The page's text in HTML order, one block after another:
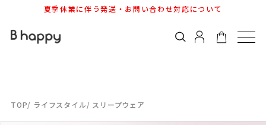
夏季休業に伴う発送・お問い合わせ対応について
ライフスタイル スリープウェア